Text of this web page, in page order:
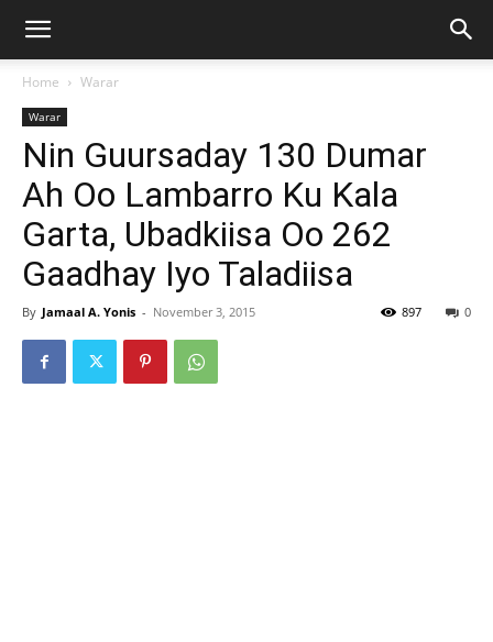
Home Warar
Warar
Nin Guursaday 130 Dumar
Ah Oo Lambarro Ku Kala
Garta, Ubadkiisa Oo 262
Gaadhay Iyo Taladiisa
By Jamaal A. Yonis - November 3, 2015 0
897